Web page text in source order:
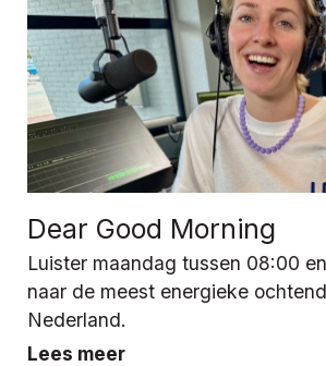
Dear Good Morning
Luister maandag tussen 08:00
naar de meest energieke
Nederland.
Lees meer